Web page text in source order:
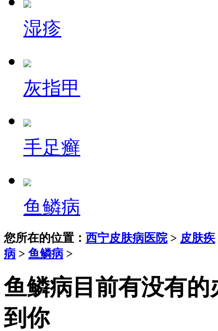
湿疹
灰指甲
手足癣
鱼鳞病
您所在的位置： 西宁皮肤病医院> 皮肤疾
病 > 鱼鳞病 >
鱼鳞病目前有没有
到你